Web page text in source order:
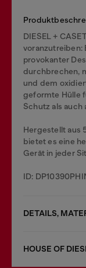
DIESEL +
voranzutreiben:
provokanter
durchbrechen,
und dem
geformte Hülle
Schutz als auch
Hergestellt aus
bietet es eine
Gerät in jeder
ID:
DETAILS,
HOUSE OF